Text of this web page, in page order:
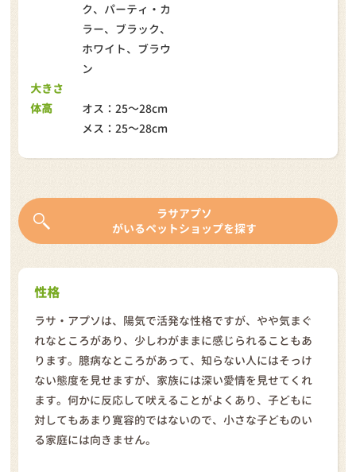
ク、パーティ・カ
ラー、ブラック、
ホワイト、ブラウ
ン
大きさ
体高
オス：25～28cm
メス：25～28cm
ラサアプソ
がいるペットショップを探す
性格
ラサ・アプソは、陽気で活発な性格ですが、やや気まぐ
れなところがあり、少しわがままに感じられることもあ
ります。臆病なところがあって、知らない人にはそっけ
ない態度を見せますが、家族には深い愛情を見せてくれ
ます。何かに反応して吠えることがよくあり、子どもに
対してもあまり寛容的ではないので、小さな子どものい
る家庭には向きません。